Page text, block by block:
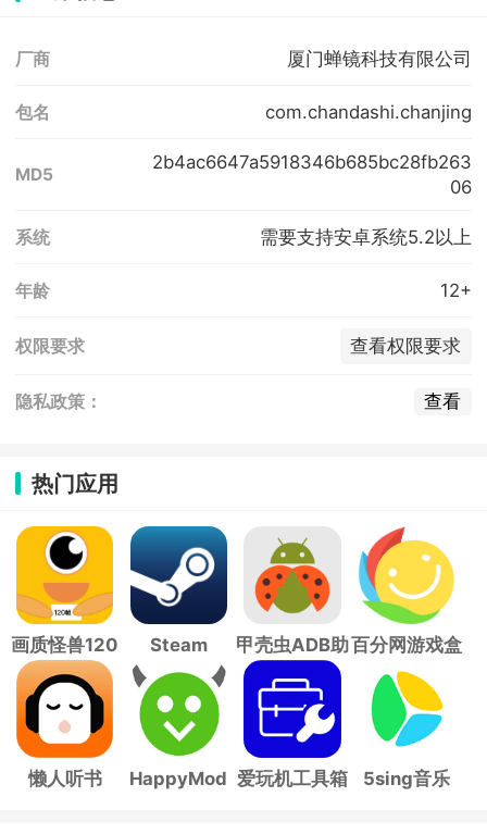
厂商 厦门蝉镜科技有限公司
包名 com.chandashi.chanjing
MD5
2b4ac6647a5918346b685bc28fb263
06
系统 需要支持安卓系统5.2以上
年龄 12+
权限要求 查看权限要求
隐私政策： 查看
热门应用
画质怪兽120
帧
Steam
甲壳虫ADB助
手
百分网游戏盒
子
懒人听书 HappyMod 爱玩机工具箱 5sing音乐